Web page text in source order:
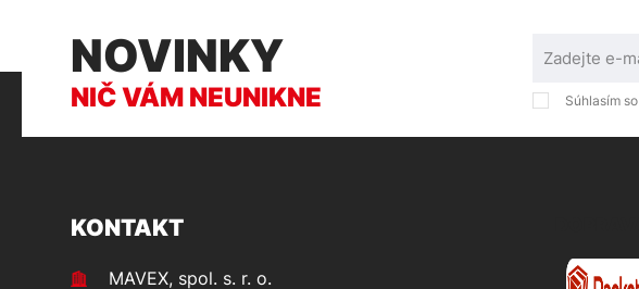
NOVINKY
NIČ VÁM NEUNIKNE Súhlasím so
KONTAKT
MAVEX, spol. s. r. o.